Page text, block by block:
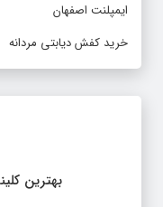
ایمپلنت اصفهان
خرید کفش دیابتی مردانه
بهترین